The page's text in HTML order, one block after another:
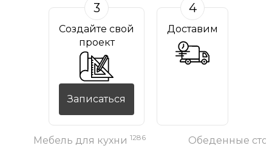
3
Создайте свой
проект
Записаться
4
Доставим
Мебель для кухни 1286 Обеденные